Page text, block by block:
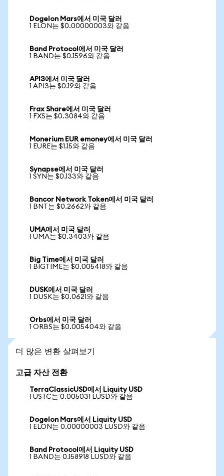
Dogelon Mars에서 미국 달러
1 ELON는 $0.00000003와 같음
Band Protocol에서 미국 달러
1 BAND는 $0.1596와 같음
API3에서 미국 달러
1 API3는 $0.19와 같음
Frax Share에서 미국 달러
1 FXS는 $0.3084와 같음
Monerium EUR emoney에서 미국 달러
1 EURE는 $1.15와 같음
Synapse에서 미국 달러
1 SYN는 $0.133와 같음
Bancor Network Token에서 미국 달러
1 BNT는 $0.2662와 같음
UMA에서 미국 달러
1 UMA는 $0.3403와 같음
Big Time에서 미국 달러
1 BIGTIME는 $0.005418와 같음
DUSK에서 미국 달러
1 DUSK는 $0.0621와 같음
Orbs에서 미국 달러
1 ORBS는 $0.005404와 같음
더 많은 변환 살펴보기
고급 자산 전환
TerraClassicUSD에서 Liquity USD
1 USTC는 0.005031 LUSD와 같음
Dogelon Mars에서 Liquity USD
1 ELON는 0.00000003 LUSD와 같음
Band Protocol에서 Liquity USD
1 BAND는 0.158918 LUSD와 같음